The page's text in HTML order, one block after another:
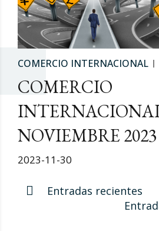
COMERCIO INTERNACIONAL
COMERCIO
NOVIEMBRE 2023
2023-11-30
Entradas recientes